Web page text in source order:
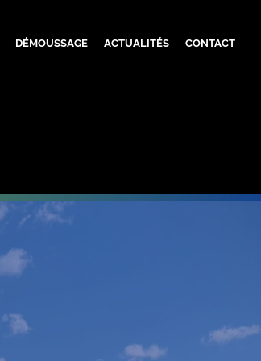
DÉMOUSSAGE ACTUALITÉS CONTACT